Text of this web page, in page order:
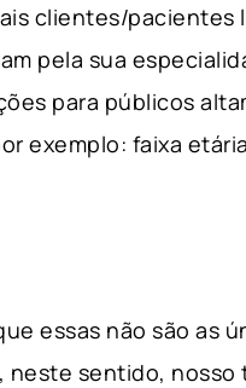
clientes/pacientes
pela sua
para públicos
exemplo: faixa
essas não são as
neste sentido, nosso